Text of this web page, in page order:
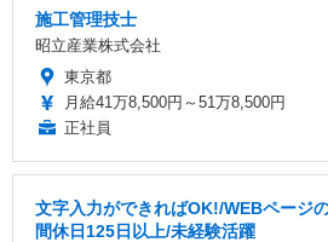
施工管理技士
昭立産業株式会社
東京都
月給41万8,500円～51万8,500円
正社員
文字入力ができればOK!/WEBページ
間休日125日以上/未経験活躍